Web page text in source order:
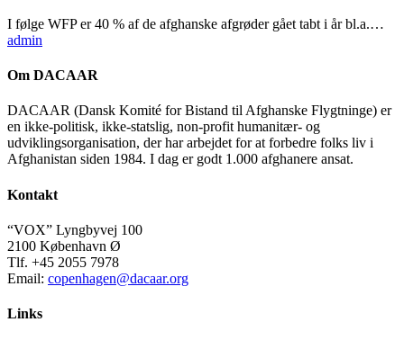
I følge WFP er 40 % af de afghanske afgrøder gået tabt i år bl.a.…
admin
Om DACAAR
DACAAR (Dansk Komité for Bistand til Afghanske Flygtninge) er
en ikke-politisk, ikke-statslig, non-profit humanitær- og
udviklingsorganisation, der har arbejdet for at forbedre folks liv i
Afghanistan siden 1984. I dag er godt 1.000 afghanere ansat.
Kontakt
“VOX” Lyngbyvej 100
2100 København Ø
Tlf. +45 2055 7978
Email: copenhagen@dacaar.org
Links